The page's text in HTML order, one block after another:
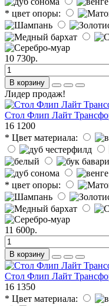
* цвет опоры:
10 730р.
В корзину
Лидер продаж!
Стол Флип Лайт
16 1200
* Цвет материала:
* цвет опоры:
11 600р.
В корзину
Стол Флип Лайт
16 1350
* Цвет материала: